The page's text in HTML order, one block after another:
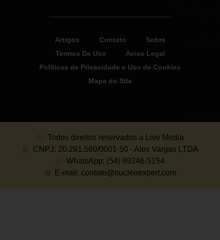
Artigos Contato
Sobre
Termos De Uso
Aviso Legal
Políticas de Privacidade e Uso de Cookies
Mapa do Site
Todos direitos reservados a Live Media
CNPJ: 20.291.560/0001-50 - Alex Vargas LTDA
WhatsApp: (54) 99246-5154
E-mail: contato@nucleoexpert.com